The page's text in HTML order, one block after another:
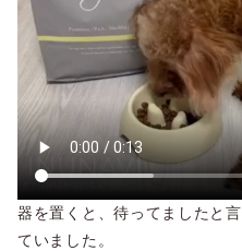
器を置くと、待ってましたと
ていました。